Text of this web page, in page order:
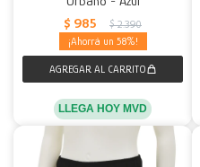
$ 985 $ 2.390
58
LLEGA HOY MVD